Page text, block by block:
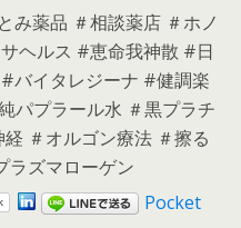
み薬品 ＃相談薬店 ＃ホノ
ヘルス #恵命我神散 #日
バイタレジーナ #健調楽
パプラール水 ＃黒プラチ
＃オルゴン療法 ＃擦る
ズマローゲン
Pocket